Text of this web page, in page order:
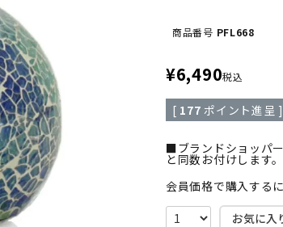
商品番号 PFL668
¥6,490税込
[ 177 ポイント進呈 ]
■ブランドショッパ
と同数お付けします。
会員価格で購入する
お気に入